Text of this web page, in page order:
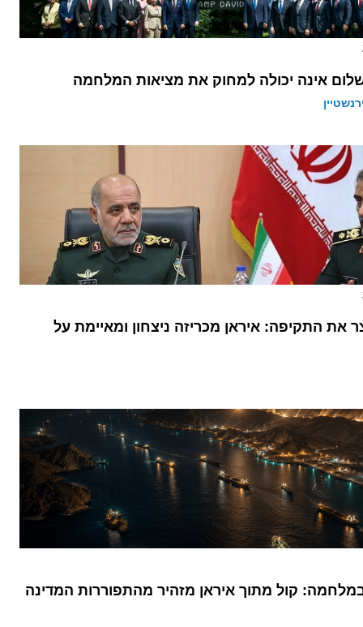
אינה יכולה למחוק את מציאות המלחמה
את התקיפה: איראן מכריזה ניצחון ומאיימת על
קול מתוך איראן מזהיר מהתפוררות המדינה